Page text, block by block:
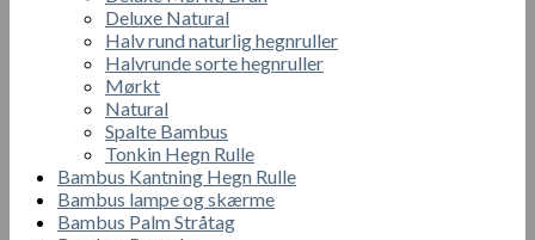
Deluxe Natural
Halv rund naturlig hegnruller
Halvrunde sorte hegnruller
Mørkt
Natural
Spalte Bambus
Tonkin Hegn Rulle
Bambus Kantning Hegn Rulle
Bambus lampe og skærme
Bambus Palm Stråtag